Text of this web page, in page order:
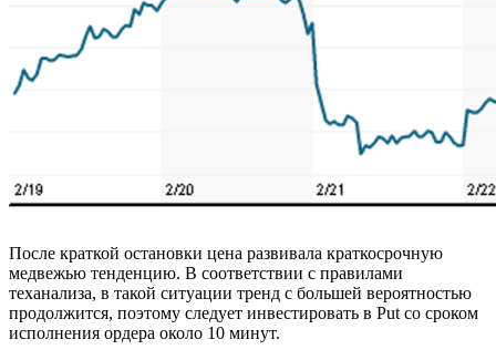
После краткой остановки цена развивала краткосрочную
медвежью тенденцию. В соответствии с правилами
теханализа, в такой ситуации тренд с большей вероятностью
продолжится, поэтому следует инвестировать в Put со сроком
исполнения ордера около 10 минут.